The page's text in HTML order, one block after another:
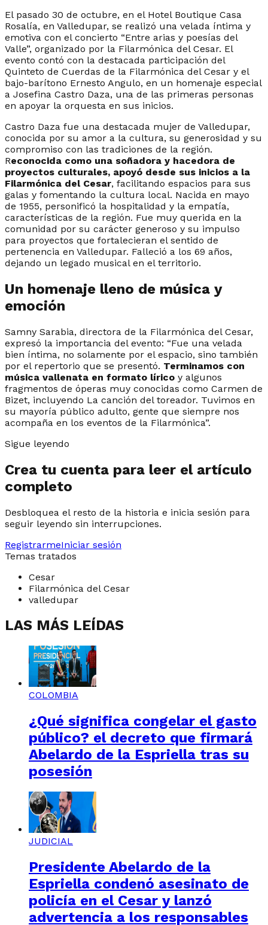
El pasado 30 de octubre, en el Hotel Boutique Casa
Rosalía, en Valledupar, se realizó una velada íntima y
emotiva con el concierto “Entre arias y poesías del
Valle”, organizado por la Filarmónica del Cesar. El
evento contó con la destacada participación del
Quinteto de Cuerdas de la Filarmónica del Cesar y el
bajo-barítono Ernesto Angulo, en un homenaje especial
a Josefina Castro Daza, una de las primeras personas
en apoyar la orquesta en sus inicios.
Castro Daza fue una destacada mujer de Valledupar,
conocida por su amor a la cultura, su generosidad y su
compromiso con las tradiciones de la región.
Reconocida como una soñadora y hacedora de
proyectos culturales, apoyó desde sus inicios a la
Filarmónica del Cesar, facilitando espacios para sus
galas y fomentando la cultura local. Nacida en mayo
de 1955, personificó la hospitalidad y la empatía,
características de la región. Fue muy querida en la
comunidad por su carácter generoso y su impulso
para proyectos que fortalecieran el sentido de
pertenencia en Valledupar. Falleció a los 69 años,
dejando un legado musical en el territorio.
Un homenaje lleno de música y
emoción
Samny Sarabia, directora de la Filarmónica del Cesar,
expresó la importancia del evento: “Fue una velada
bien íntima, no solamente por el espacio, sino también
por el repertorio que se presentó. Terminamos con
música vallenata en formato lírico y algunos
fragmentos de óperas muy conocidas como Carmen de
Bizet, incluyendo La canción del toreador. Tuvimos en
su mayoría público adulto, gente que siempre nos
acompaña en los eventos de la Filarmónica”.
Sigue leyendo
Crea tu cuenta para leer el artículo
completo
Desbloquea el resto de la historia e inicia sesión para
seguir leyendo sin interrupciones.
RegistrarmeIniciar sesión
Temas tratados
Cesar
Filarmónica del Cesar
valledupar
LAS MÁS LEÍDAS
COLOMBIA
¿Qué significa congelar el gasto
público? el decreto que firmará
Abelardo de la Espriella tras su
posesión
JUDICIAL
Presidente Abelardo de la
Espriella condenó asesinato de
policía en el Cesar y lanzó
advertencia a los responsables